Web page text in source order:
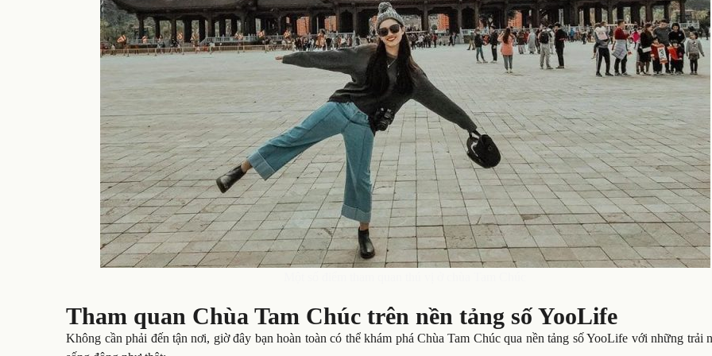
Tham quan Chùa Tam Chúc trên nền tảng số YooLife
Không cần phải đến tận nơi, giờ đây bạn hoàn toàn có thể khám phá Chùa Tam Chúc qua nền tảng số YooLife với những trải